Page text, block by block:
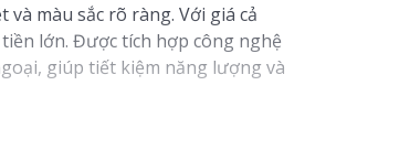
màu sắc rõ ràng. Với giá cả
lớn. Được tích hợp công nghệ
giúp tiết kiệm năng lượng và